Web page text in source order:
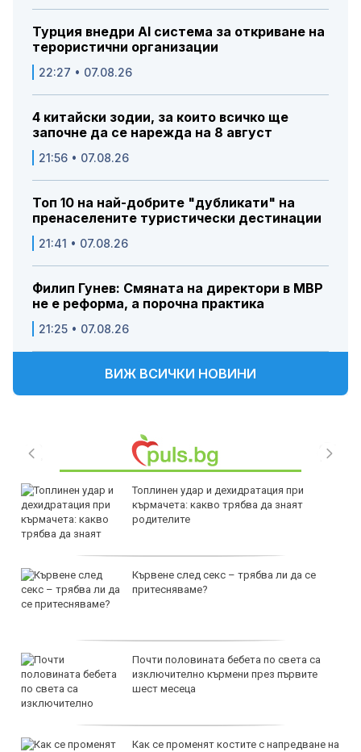
Турция внедри AI система за откриване на
терористични организации
22:27 • 07.08.26
4 китайски зодии, за които всичко ще
започне да се нарежда на 8 август
21:56 • 07.08.26
Топ 10 на най-добрите "дубликати" на
пренаселените туристически дестинации
21:41 • 07.08.26
Филип Гунев: Смяната на директори в МВР
не е реформа, а порочна практика
21:25 • 07.08.26
ВИЖ ВСИЧКИ НОВИНИ
Топлинен удар и дехидратация при
кърмачета: какво трябва да знаят
родителите
Кървене след секс – трябва ли да се
притесняваме?
Почти половината бебета по света са
изключително кърмени през първите
шест месеца
Как се променят костите с напредване на